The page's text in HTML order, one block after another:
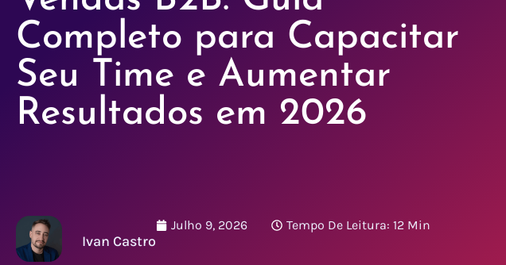
Completo para Capacitar
Seu Time e Aumentar
Resultados em 2026
Julho 9, 2026 Tempo De Leitura: 12 Min
Ivan Castro